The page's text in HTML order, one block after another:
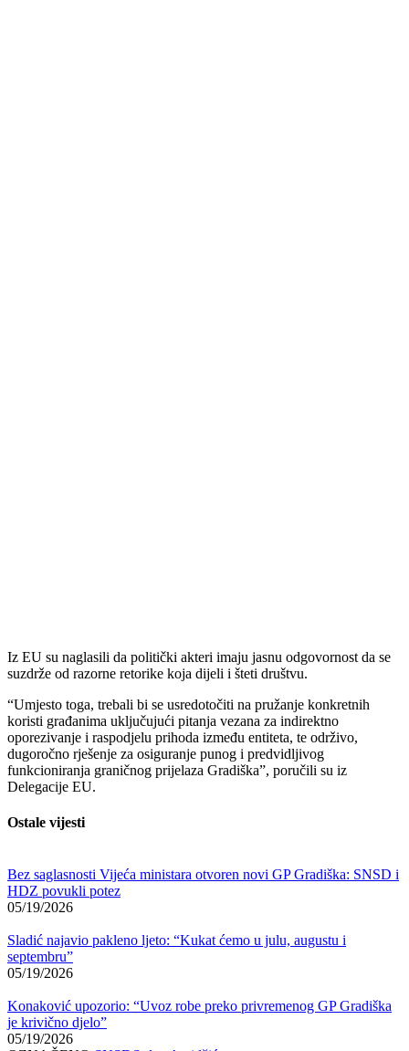
Iz EU su naglasili da politički akteri imaju jasnu odgovornost da se
suzdrže od razorne retorike koja dijeli i šteti društvu.
“Umjesto toga, trebali bi se usredotočiti na pružanje konkretnih
koristi građanima uključujući pitanja vezana za indirektno
oporezivanje i raspodjelu prihoda između entiteta, te održivo,
dugoročno rješenje za osiguranje punog i predvidljivog
funkcioniranja graničnog prijelaza Gradiška”, poručili su iz
Delegacije EU.
Ostale vijesti
Bez saglasnosti Vijeća ministara otvoren novi GP Gradiška: SNSD i
HDZ povukli potez
05/19/2026
Sladić najavio pakleno ljeto: “Kukat ćemo u julu, augustu i
septembru”
05/19/2026
Konaković upozorio: “Uvoz robe preko privremenog GP Gradiška
je krivično djelo”
05/19/2026